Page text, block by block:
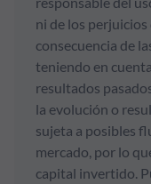
ni de los
consecuencia de
teniendo en
resultados
la evolución o
sujeta a posibles
mercado, por lo
capital invertido.